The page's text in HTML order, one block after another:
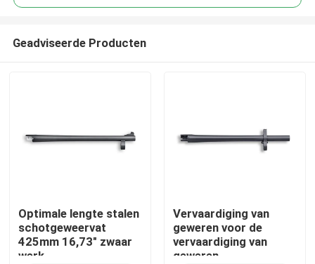
Geadviseerde Producten
Optimale lengte stalen
schotgeweervat
425mm 16,73" zwaar
werk
Vervaardiging van
geweren voor de
vervaardiging van
geweren